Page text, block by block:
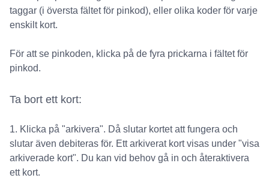
taggar (i översta fältet för pinkod), eller olika koder för varje
enskilt kort.
För att se pinkoden, klicka på de fyra prickarna i fältet för
pinkod.
Ta bort ett kort:
1. Klicka på "arkivera". Då slutar kortet att fungera och
slutar även debiteras för. Ett arkiverat kort visas under "visa
arkiverade kort". Du kan vid behov gå in och återaktivera
ett kort.